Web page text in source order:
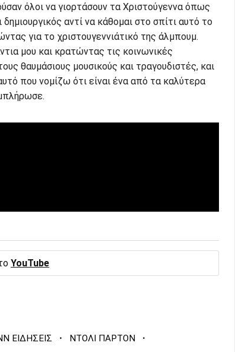
όλοι να γιορτάσουν τα Χριστούγεννα όπως
αντί να κάθομαι στο σπίτι αυτό το
για το χριστουγεννιάτικό της άλμπουμ.
μου και κρατώντας τις κοινωνικές
θαυμάσιους μουσικούς και τραγουδιστές, και
που νομίζω ότι είναι ένα από τα καλύτερα
YouTube
ΕΙΔΗΣΕΙΣ · ΝΤΟΛΙ ΠΑΡΤΟΝ ·